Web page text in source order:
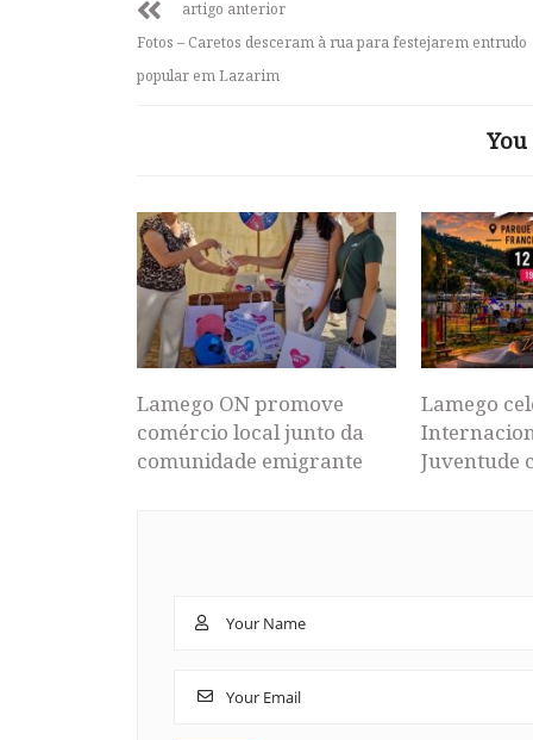
artigo anterior
Fotos – Caretos desceram à rua para festejarem entrudo
popular em Lazarim
Lamego ON promove
comércio local junto da
comunidade emigrante
Lamego
Juventude